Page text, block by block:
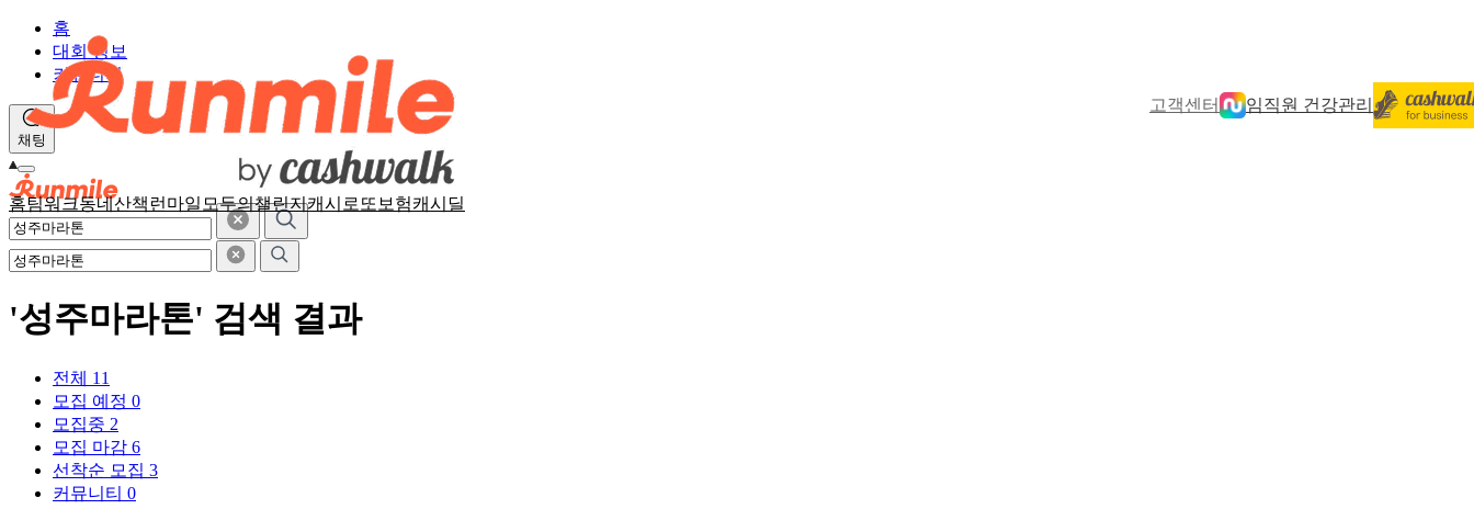
고객센터 임직원 건강관리
홈팀워크동네산책 런마일 모두의챌린지캐시로또 보험캐시딜
홈
대회 정보
커뮤니티
채팅
'성주마라톤' 검색 결과
전체 11
모집 예정 0
모집중 2
모집 마감 6
선착순 모집 3
커뮤니티 0